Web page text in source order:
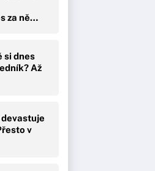
za ně…
si dnes
Až
v